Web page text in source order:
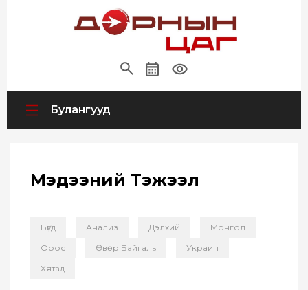
Булангууд
Мэдээний Тэжээл
Бүгд Анализ Дэлхий
Монгол
Орос
Өвөр Байгаль
Украин
Хятад